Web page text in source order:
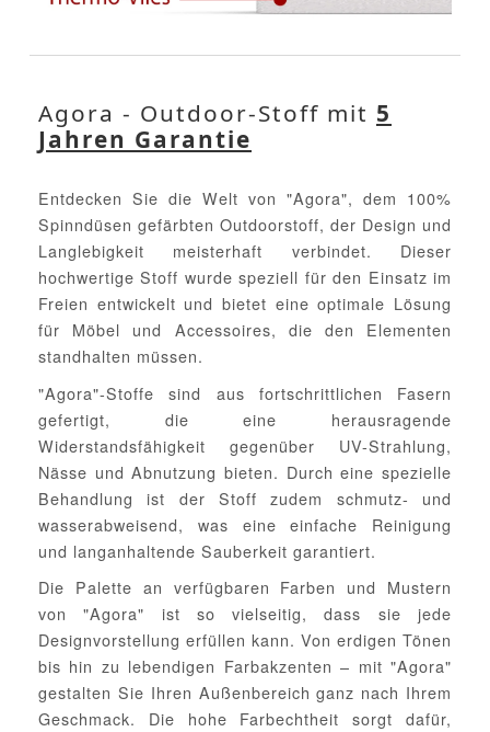
Agora - Outdoor-Stoff mit 5
Jahren Garantie
Entdecken Sie die Welt von "Agora", dem 100%
Spinndüsen gefärbten Outdoorstoff, der Design und
Langlebigkeit meisterhaft verbindet. Dieser
hochwertige Stoff wurde speziell für den Einsatz im
Freien entwickelt und bietet eine optimale Lösung
für Möbel und Accessoires, die den Elementen
standhalten müssen.
"Agora"-Stoffe sind aus fortschrittlichen Fasern
gefertigt, die eine herausragende
Widerstandsfähigkeit gegenüber UV-Strahlung,
Nässe und Abnutzung bieten. Durch eine spezielle
Behandlung ist der Stoff zudem schmutz- und
wasserabweisend, was eine einfache Reinigung
und langanhaltende Sauberkeit garantiert.
Die Palette an verfügbaren Farben und Mustern
von "Agora" ist so vielseitig, dass sie jede
Designvorstellung erfüllen kann. Von erdigen Tönen
bis hin zu lebendigen Farbakzenten – mit "Agora"
gestalten Sie Ihren Außenbereich ganz nach Ihrem
Geschmack. Die hohe Farbechtheit sorgt dafür,